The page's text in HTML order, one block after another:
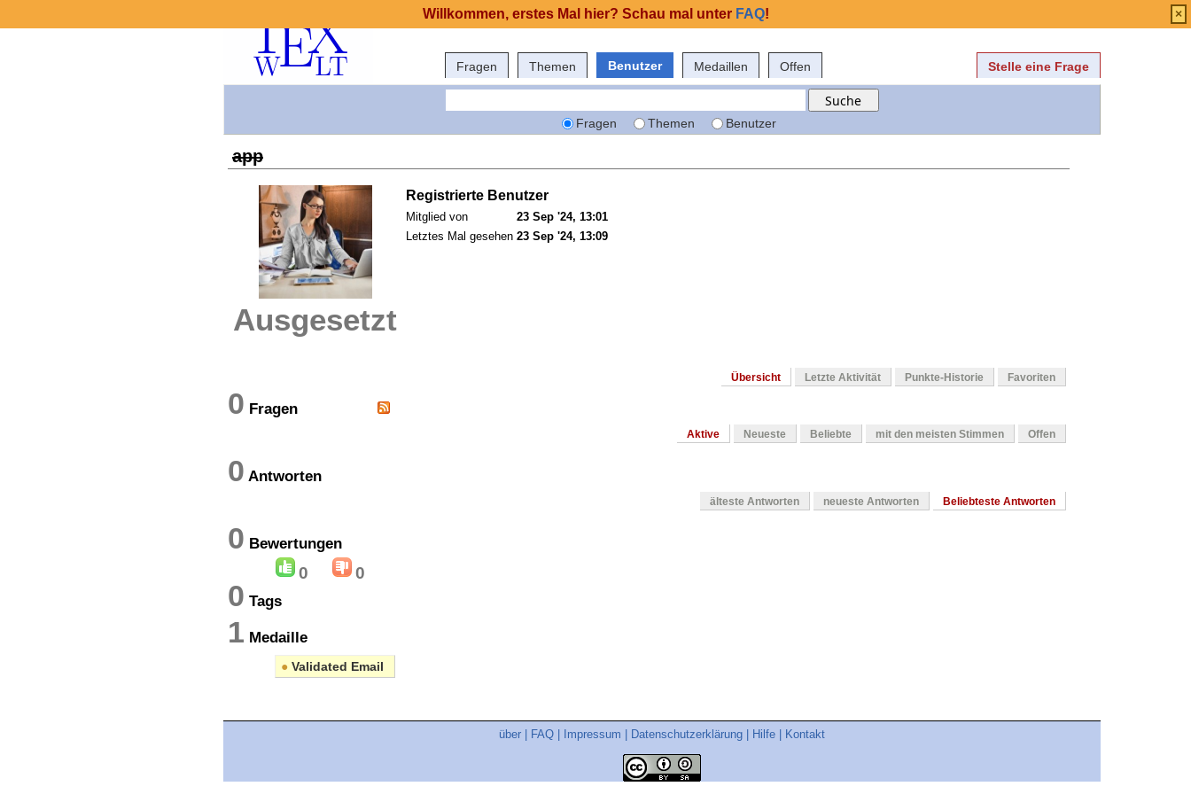
Fragen Themen Benutzer Medaillen Offen Stelle eine Frage
Fragen Themen Benutzer
app
Ausgesetzt
Registrierte Benutzer
Mitglied von
23 Sep '24, 13:01
Letztes Mal gesehen 23 Sep '24, 13:09
Übersicht Letzte Aktivität Punkte-Historie Favoriten
0 Fragen
Aktive Neueste Beliebte mit den meisten Stimmen Offen
0 Antworten
älteste Antworten neueste Antworten Beliebteste Antworten
0 Bewertungen
0 0
0 Tags
1 Medaille
● Validated Email
über FAQ Impressum Datenschutzerklärung Hilfe Kontakt
Willkommen, erstes Mal hier? Schau mal unter FAQ! ×